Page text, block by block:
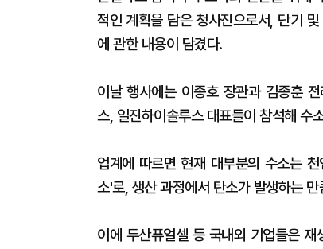
적인 계획을 담은 청사진으로서, 단기
에 관한 내용이 담겼다.
이날 행사에는 이종호 장관과 김종훈
스, 일진하이솔루스 대표들이 참석해 수
업계에 따르면 현재 대부분의 수소는
소'로, 생산 과정에서 탄소가 발생하는
이에 두산퓨얼셀 등 국내외 기업들은